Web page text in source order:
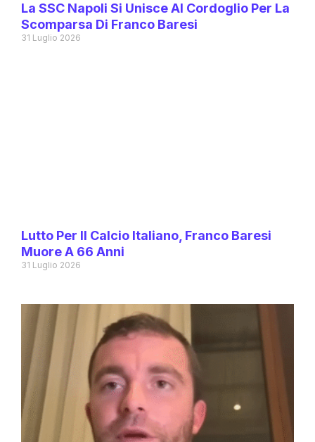
La SSC Napoli Si Unisce Al Cordoglio Per La
Scomparsa Di Franco Baresi
31 Luglio 2026
Lutto Per Il Calcio Italiano, Franco Baresi
Muore A 66 Anni
31 Luglio 2026